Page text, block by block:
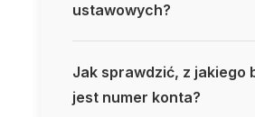
ustawowych?
Jak sprawdzić, z jakiego
jest numer konta?